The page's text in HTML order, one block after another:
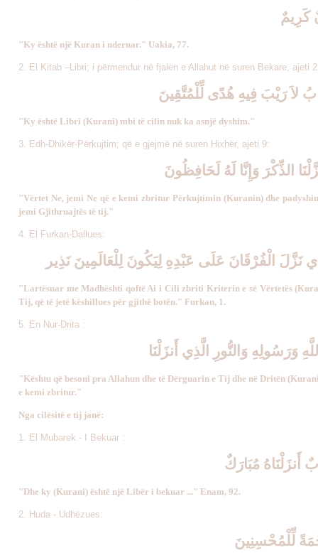
كَرِيمٌ
"Ky është një Kuran i nderuar." Uakia, 77.
2. El Kitab –Libri; i përmendur në fjalën e Allahut në suren Bekare, ajeti
لاَ رَيْبَ فِيهِ هُدًى لِّلْمُتَّقِينَ
"Ky është Libri (Kurani) mbi të cilin nuk ka asnjë dyshim."
3. Edh-Dhikër-Përkujtim; që e gjejmë në suren Hixhër, ajeti 9:
الذِّكْرَ وَإِنَّا لَهُ لَحَافِظُونَ
"Vërtet Ne, jemi Ne që e kemi zbritur Përkujtimin (Kuranin) dhe
jemi Gjithruajtës të tij."
4. El Furkan-Dallues:
نَزَّلَ الْفُرْقَانَ عَلَى عَبْدِهِ لِيَكُونَ لِلْعَالَمِينَ نَذِير
"Lartësuar me Madhështi qoftë Ai i Cili zbriti Kriterin e së Vërtetës
Tij, që të jetë këshillues për gjithë botën." Furkan, 1.
5. En Nur-Drita :
وَرَسُولِهِ وَالنُّورِ الَّذِي أَنزَلْنَا
"Kështu që besoni pra Allahun dhe të Dërguarin e Tij dhe në Dritën
e kemi zbritur."
Nga cilësitë e tij janë:
1. El Mubarek - I Bekuar :
أَنزَلْنَاهُ مُبَارَكٌ
"Dhe ky (Kurani) është një Libër i bekuar ..." Enam, 92.
2. Huda - Udhëzues:
لِّلْمُحْسِنِينَ